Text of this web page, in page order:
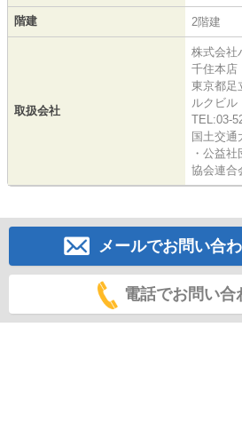
階建 2階建
取扱会社
株式会社
千住本店
東京都足
ルクビル
TEL:03-
国土交通
・公益
協会連合
メールでお問い合
電話でお問い合